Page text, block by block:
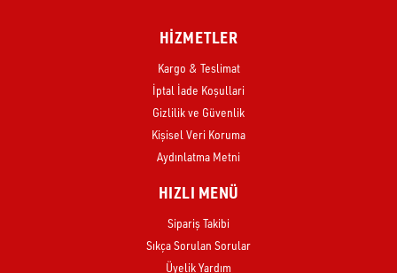
HİZMETLER
Kargo & Teslimat
İptal İade Koşullari
Gizlilik ve Güvenlik
Kişisel Veri Koruma
Aydınlatma Metni
HIZLI MENÜ
Sipariş Takibi
Sıkça Sorulan Sorular
Üyelik Yardım